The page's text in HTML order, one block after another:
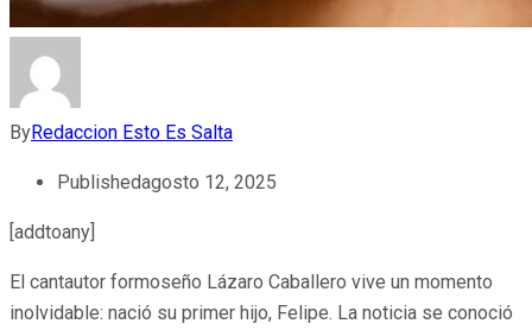
ByRedaccion Esto Es Salta
Publishedagosto 12, 2025
[addtoany]
El cantautor formoseño Lázaro Caballero vive un momento
inolvidable: nació su primer hijo, Felipe. La noticia se conoció